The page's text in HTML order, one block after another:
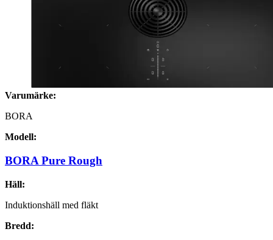
Varumärke:
BORA
Modell:
BORA Pure Rough
Häll:
Induktionshäll med fläkt
Bredd: